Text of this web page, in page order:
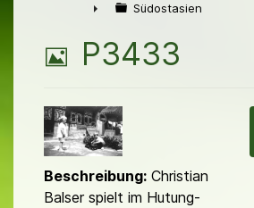
► Südostasien
B
l
d
P3433
Beschreibung: Christian
Balser spielt im Hutung-